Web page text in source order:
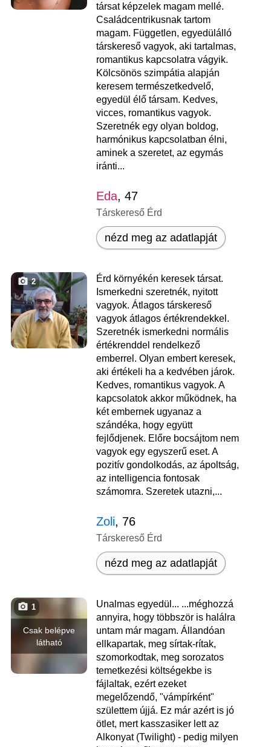
társat képzelek magam mellé.
Családcentrikusnak tartom
magam. Független, egyedülálló
társkereső vagyok, aki tartalmas,
romantikus kapcsolatra vágyik.
Kölcsönös szimpátia alapján
keresem természetkedvelő,
egyedül élő társam. Kedves,
vicces, romantikus vagyok.
Szeretnék egy olyan boldog,
harmónikus kapcsolatban élni,
aminek a szeretet, az egymás
iránti...
Eda, 47
Társkereső Érd
nézd meg az adatlapját
2
Érd környékén keresek társat.
Ismerkedni szeretnék, nyitott
vagyok. Átlagos társkereső
vagyok átlagos értékrendekkel.
Szeretnék ismerkedni normális
értékrenddel rendelkező
emberrel. Olyan embert keresek,
aki értékeli ha a kedvében járok.
Kedves, romantikus vagyok. A
kapcsolatok akkor működnek, ha
két embernek ugyanaz a
szándéka, hogy együtt
fejlődjenek. Előre bocsájtom nem
vagyok egy egyszerű eset. A
pozitív gondolkodás, az ápoltság,
az intelligencia fontosak
számomra. Szeretek utazni,...
Zoli, 76
Társkereső Érd
nézd meg az adatlapját
Csak belépve
látható
1
Unalmas egyedül... ...méghozzá
annyira, hogy többször is halálra
untam már magam. Állandóan
ellkapartak, meg sírtak-rítak,
szomorkodtak, meg sorozatos
temetkezési költségekbe is
fájlaltak, ezért ezeket
megelőzendő, "vámpírként"
születtem újjá. Ez már azért is jó
ötlet, mert kasszasiker lett az
Alkonyat (Twilight) - pedig milyen